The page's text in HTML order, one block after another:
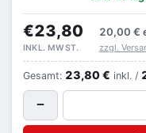
€23,80 20,00 €
INKL. MWST. zzgl.
Gesamt: 23,80 € inkl. /
−